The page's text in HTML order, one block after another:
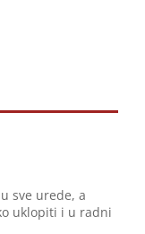
sve urede, a
uklopiti i u radni